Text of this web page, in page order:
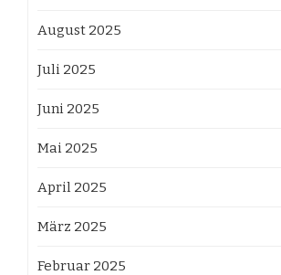
August 2025
Juli 2025
Juni 2025
Mai 2025
April 2025
März 2025
Februar 2025